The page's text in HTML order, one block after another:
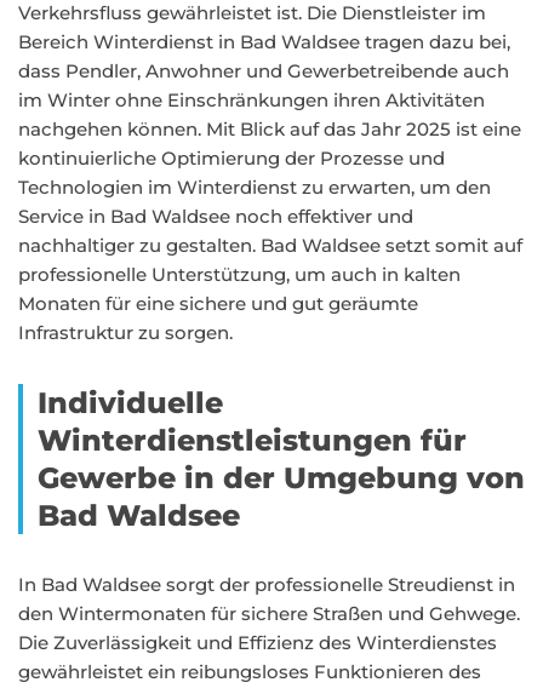
Verkehrsfluss gewährleistet ist. Die Dienstleister im
Bereich Winterdienst in Bad Waldsee tragen dazu bei,
dass Pendler, Anwohner und Gewerbetreibende auch
im Winter ohne Einschränkungen ihren Aktivitäten
nachgehen können. Mit Blick auf das Jahr 2025 ist eine
kontinuierliche Optimierung der Prozesse und
Technologien im Winterdienst zu erwarten, um den
Service in Bad Waldsee noch effektiver und
nachhaltiger zu gestalten. Bad Waldsee setzt somit auf
professionelle Unterstützung, um auch in kalten
Monaten für eine sichere und gut geräumte
Infrastruktur zu sorgen.
Individuelle
Winterdienstleistungen für
Gewerbe in der Umgebung von
Bad Waldsee
In Bad Waldsee sorgt der professionelle Streudienst in
den Wintermonaten für sichere Straßen und Gehwege.
Die Zuverlässigkeit und Effizienz des Winterdienstes
gewährleistet ein reibungsloses Funktionieren des